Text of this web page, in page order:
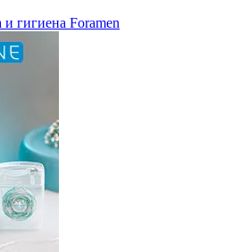
гигиена Foramen